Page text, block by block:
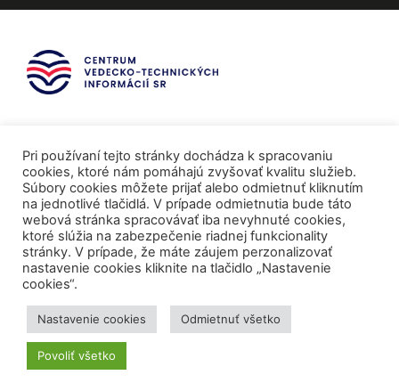
Mediálni partneri
Pri používaní tejto stránky dochádza k spracovaniu
cookies, ktoré nám pomáhajú zvyšovať kvalitu služieb.
Súbory cookies môžete prijať alebo odmietnuť kliknutím
na jednotlivé tlačidlá. V prípade odmietnutia bude táto
webová stránka spracovávať iba nevyhnuté cookies,
ktoré slúžia na zabezpečenie riadnej funkcionality
stránky. V prípade, že máte záujem perzonalizovať
nastavenie cookies kliknite na tlačidlo „Nastavenie
cookies“.
Nastavenie cookies Odmietnuť všetko
Povoliť všetko